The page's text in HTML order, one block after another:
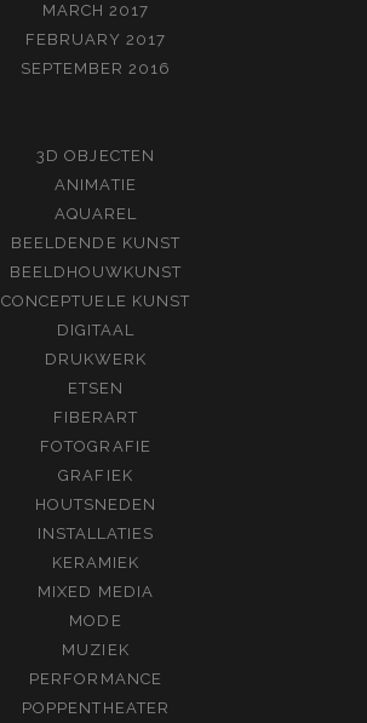
MARCH 2017
FEBRUARY 2017
SEPTEMBER 2016
3D OBJECTEN
ANIMATIE
AQUAREL
BEELDENDE KUNST
BEELDHOUWKUNST
CONCEPTUELE KUNST
DIGITAAL
DRUKWERK
ETSEN
FIBERART
FOTOGRAFIE
GRAFIEK
HOUTSNEDEN
INSTALLATIES
KERAMIEK
MIXED MEDIA
MODE
MUZIEK
PERFORMANCE
POPPENTHEATER